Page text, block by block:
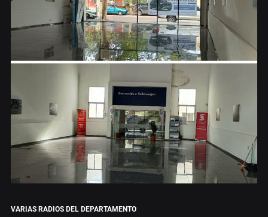
VARIAS RADIOS DEL DEPARTAMENTO